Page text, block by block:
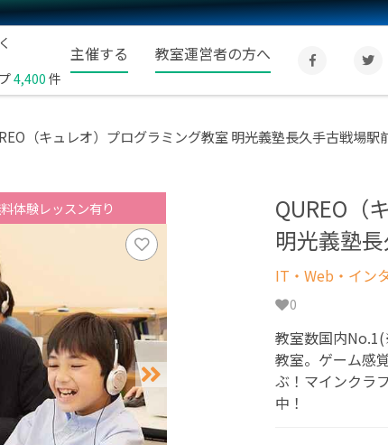
4,400 件
主催する 教室運営者の方へ
（キュレオ）プログラミング教室 明光義塾長久手古戦場駅
体験レッスン有り
QUREO（
明光義塾
IT・Web・イン
0
教室数国内
教室。ゲーム感
ぶ！マインクラ
中！